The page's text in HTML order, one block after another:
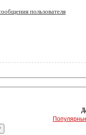
пользователя